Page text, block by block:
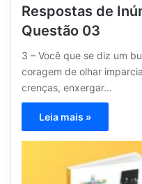
Respostas de
Questão 03
3 – Você que se diz um
coragem de olhar
crenças, enxergar…
Leia mais »